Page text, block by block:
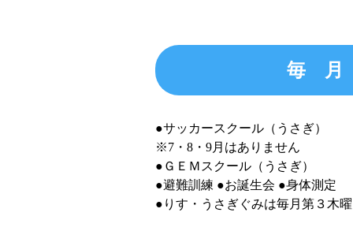
毎
●サッカースクール（うさぎ）
※7・8・9月はありません
●ＧＥＭスクール（うさぎ）
●避難訓練 ●お誕生会 ●身体測定
●りす・うさぎぐみは毎月第３木